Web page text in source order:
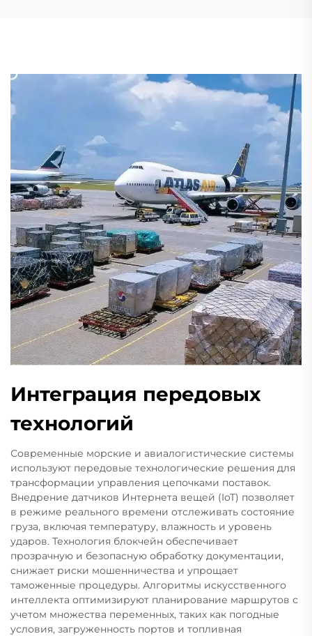
Интеграция передовых
технологий
Современные морские и авиалогистические системы
используют передовые технологические решения для
трансформации управления цепочками поставок.
Внедрение датчиков Интернета вещей (IoT) позволяет
в режиме реального времени отслеживать состояние
груза, включая температуру, влажность и уровень
ударов. Технология блокчейн обеспечивает
прозрачную и безопасную обработку документации,
снижает риски мошенничества и упрощает
таможенные процедуры. Алгоритмы искусственного
интеллекта оптимизируют планирование маршрутов с
учетом множества переменных, таких как погодные
условия, загруженность портов и топливная